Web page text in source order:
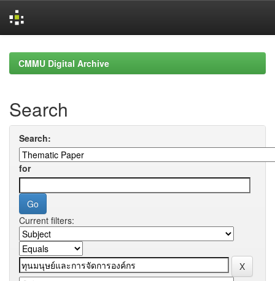
navigationCMMU Digital Archive
Search
Search:
for
Current filters: